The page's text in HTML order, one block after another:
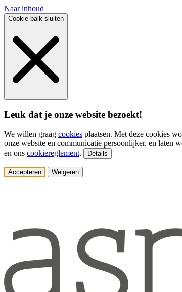
Naar inhoud
Cookie balk sluiten
Leuk dat je onze website bezoekt!
We willen graag cookies plaatsen. Met deze cookies
onze website en communicatie persoonlijker, en laten
en ons cookiereglement. Details
Accepteren Weigeren